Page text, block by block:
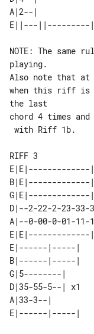
A|2--|
NOTE: The same
playing.
Also note that at
when this riff is
the last
chord 4 times
RIFF 3
D|--2-22-2-23-
A|--0-00-0-01-
E|------|-----|
B|------|-----|
G|5--------|
D|35-55-5--| x1
A|33-3--|